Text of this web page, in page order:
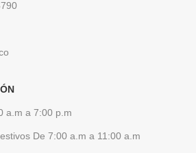
a.m a 7:00 p.m
De 7:00 a.m a 11:00 a.m